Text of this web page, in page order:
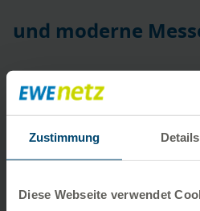
Zustimmung Details
Diese Webseite verwendet
und moderne